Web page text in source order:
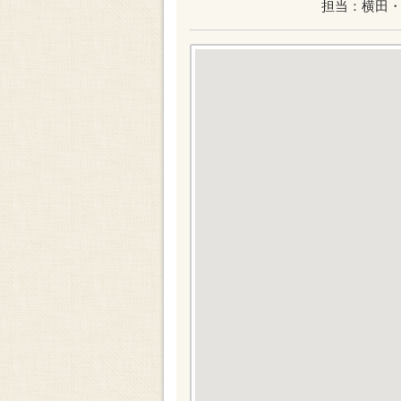
担当：横田